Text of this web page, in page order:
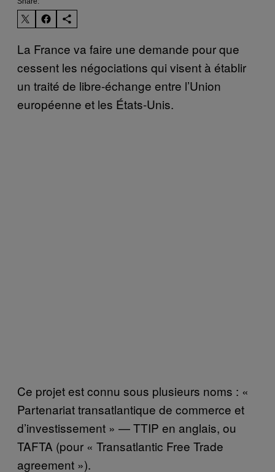
La France va faire une demande pour que
cessent les négociations qui visent à établir
un traité de libre-échange entre l’Union
européenne et les États-Unis.
Ce projet est connu sous plusieurs noms : «
Partenariat transatlantique de commerce et
d’investissement » — TTIP en anglais, ou
TAFTA (pour « Transatlantic Free Trade
agreement »).